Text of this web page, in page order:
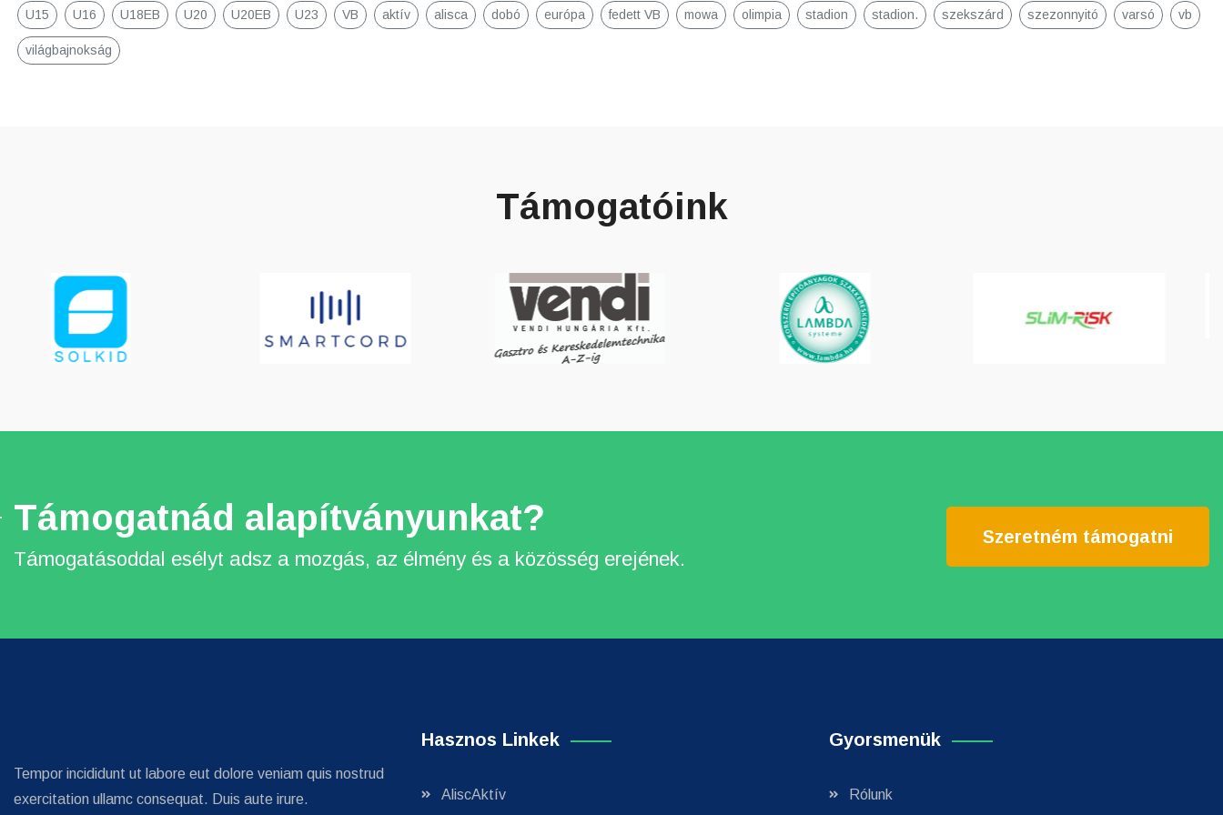
U15 U16 U18EB U20 U20EB U23 VB aktív alisca dobó európa fedett VB mowa olimpia stadion stadion. szekszárd szezonnyitó varsó vb
világbajnokság
Támogatóink
Támogatnád alapítványunkat?
Támogatásoddal esélyt adsz a mozgás, az élmény és a közösség erejének.
Szeretném támogatni
Tempor incididunt ut labore eut dolore veniam quis nostrud
exercitation ullamc consequat. Duis aute irure.
Hasznos Linkek
AliscAktív
Gyorsmenük
Rólunk